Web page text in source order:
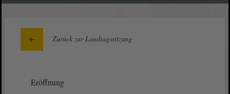
Zurück zur Landtagssitzung
Eröffnung